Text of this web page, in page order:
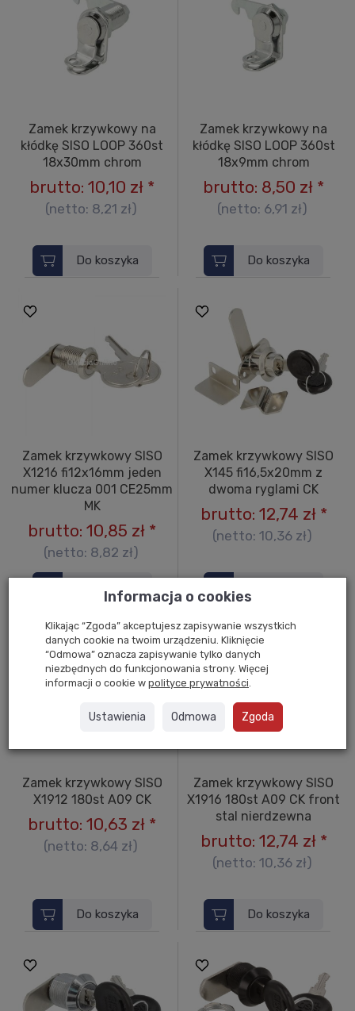
Zamek krzywkowy na
kłódkę SISO LOOP 360st
18x30mm chrom
brutto: 10,10 zł *
(netto: 8,21 zł)
Do koszyka
Zamek krzywkowy na
kłódkę SISO LOOP 360st
18x9mm chrom
brutto: 8,50 zł *
(netto: 6,91 zł)
Do koszyka
Zamek krzywkowy SISO
X1216 fi12x16mm jeden
numer klucza 001 CE25mm
MK
brutto: 10,85 zł *
(netto: 8,82 zł)
Do koszyka
Zamek krzywkowy SISO
X145 fi16,5x20mm z
dwoma ryglami CK
brutto: 12,74 zł*
(netto: 10,36 zł)
Zamek krzywkowy SISO
X1912 180st A09 CK
brutto: 10,63 zł *
(netto: 8,64 zł)
Do koszyka
Zamek krzywkowy SISO
X1916 180st A09 CK front
stal nierdzewna
brutto: 12,74 zł*
(netto: 10,36 zł)
Do koszyka
Informacja o cookies
Klikając “Zgoda” akceptujesz zapisywanie wszystkich
danych cookie na twoim urządzeniu. Kliknięcie
“Odmowa” oznacza zapisywanie tylko danych
niezbędnych do funkcjonowania strony. Więcej
informacji o cookie w polityce prywatności
Ustawienia Odmowa Zgoda